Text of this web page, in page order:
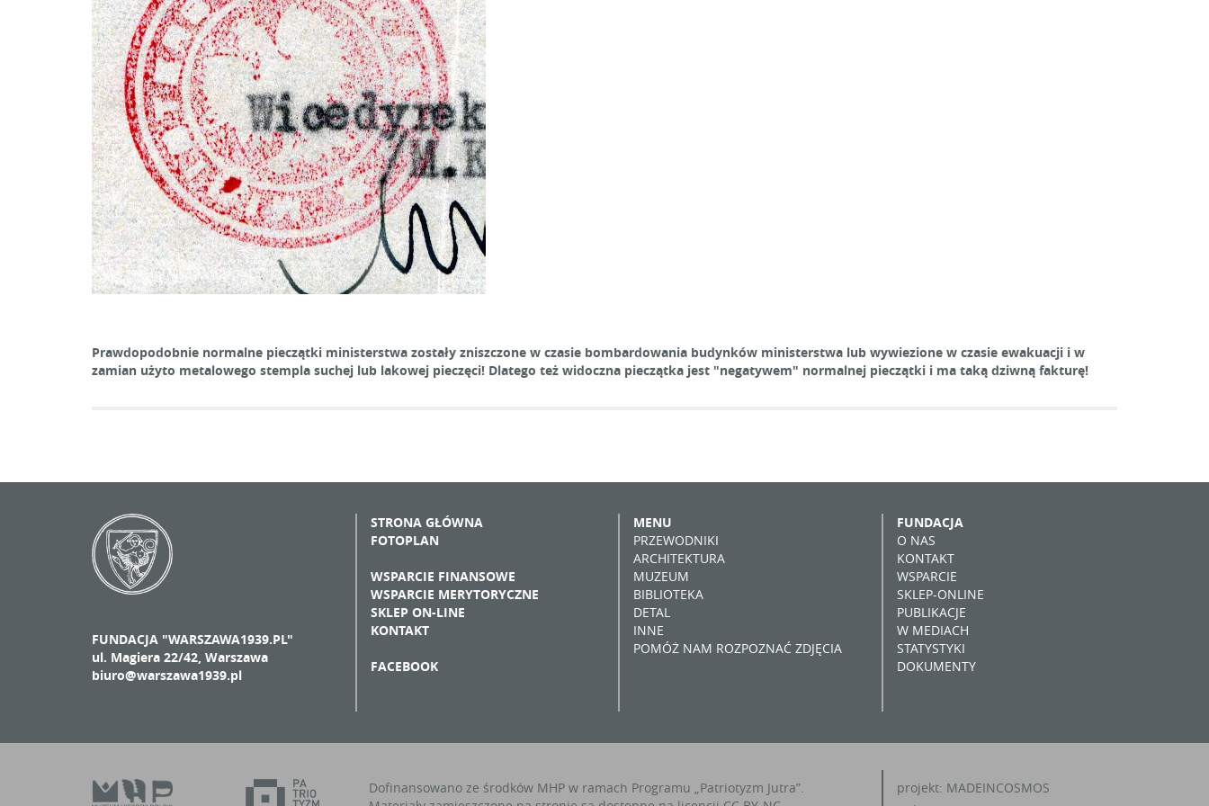
Prawdopodobnie normalne pieczątki ministerstwa zostały zniszczone w czasie bombardowania budynków ministerstwa lub wywiezione w czasie ewakuacji i w
zamian użyto metalowego stempla suchej lub lakowej pieczęci! Dlatego też widoczna pieczątka jest "negatywem" normalnej pieczątki i ma taką dziwną fakturę!
FUNDACJA "WARSZAWA1939.PL"
ul. Magiera 22/42, Warszawa
biuro@warszawa1939.pl
STRONA GŁÓWNA
FOTOPLAN
WSPARCIE FINANSOWE
WSPARCIE MERYTORYCZNE
SKLEP ON-LINE
KONTAKT
FACEBOOK
MENU
PRZEWODNIKI
ARCHITEKTURA
MUZEUM
BIBLIOTEKA
DETAL
INNE
POMÓŻ NAM ROZPOZNAĆ ZDJĘCIA
FUNDACJA
O NAS
KONTAKT
WSPARCIE
SKLEP-ONLINE
PUBLIKACJE
W MEDIACH
STATYSTYKI
DOKUMENTY
Dofinansowano ze środków MHP w ramach Programu „Patriotyzm Jutra”.
projekt: MADEINCOSMOS